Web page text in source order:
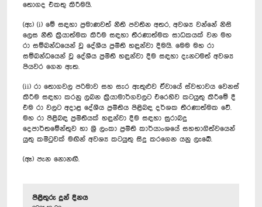
තොගද එකතු කිරීමයි.
(ඇ) (i) මේ සඳහා ප්‍රමාණවත් නීති පවතින අතර, අවශ්‍ය වන්නේ නිසි
ලෙස නීති ක්‍රියාත්මක කිරීම සඳහා තීරණාත්මක සාධකයක් වන මහ
රා සම්බන්ධයෙන් වූ දේශීය ප්‍රමිති හඳුන්වා දීමයි. මෙම මහ රා
සම්බන්ධයෙන් වූ දේශීය ප්‍රමිති හඳුන්වා දීම සඳහා දැනටමත් අවශ්‍ය
පියවර ගෙන ඇත.
(ii) රා තොගවල පරිමාව සහ සැර ඇතුළුව ඒවායේ ස්වභාවය වෙනස්
කිරීම සඳහා කරනු ලබන ක්‍රියාමාර්ගවලට එරෙහිව කටයුතු කිරීමේ දී
එම රා වලට අදාළ දේශීය ප්‍රමිතිය පිළිබඳ දර්ශක තීරණාත්මක වේ.
මහ රා පිළිබඳ ප්‍රමිතියක් හඳුන්වා දීම සඳහා සුරාබදු
දෙපාර්තමේන්තුව හා ශ්‍රී ලංකා ප්‍රමිති කාර්යාංශයේ සහභාගිත්වයෙන්
යුතු කමිටුවක් මඟින් අවශ්‍ය කටයුතු සිදු කරගෙන යනු ලැබේ.
(ඈ) පැන නොනඟී.
පිළිතුරු දුන් දිනය